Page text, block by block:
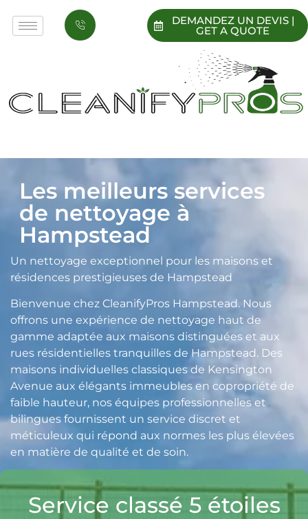
DEMANDEZ UN DEVIS |
GET A QUOTE
Les meilleurs services
de nettoyage à
Hampstead
Un nettoyage exceptionnel pour les maisons et
résidences prestigieuses de Hampstead
Bienvenue chez CleanifyPros Hampstead. Nous
offrons une expérience de nettoyage haut de
gamme adaptée aux maisons distinguées et aux
rues résidentielles tranquilles de Hampstead. Des
maisons individuelles classiques de Kensington
Avenue aux élégants immeubles en copropriété de
faible hauteur, nos équipes professionnelles et
bilingues fournissent un service discret et
méticuleux qui répond aux normes les plus élevées
en matière de qualité et de soin.
Service classé 5 étoiles